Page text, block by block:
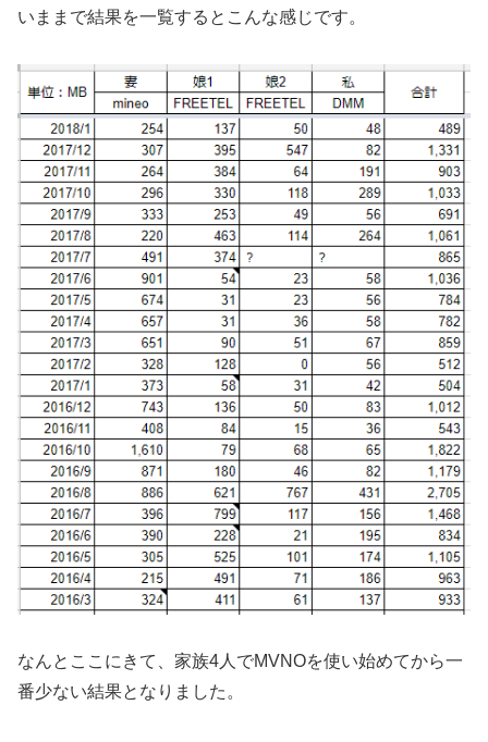
いままで結果を一覧するとこんな感じです。
なんとここにきて、家族4人でMVNOを使い始めてから一
番少ない結果となりました。